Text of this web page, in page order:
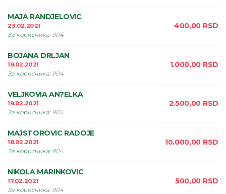
MAJA RANDJELOVIC
23.02.2021
За корисника: 904
400,00 RSD
BOJANA DRLJAN
19.02.2021
За корисника: 904
1.000,00 RSD
VELJKOVIA AN?ELKA
19.02.2021
За корисника: 904
2.500,00 RSD
MAJSTOROVIC RADOJE
18.02.2021
За корисника: 904
10.000,00 RSD
NIKOLA MARINKOVIC
17.02.2021
За корисника: 904
500,00 RSD